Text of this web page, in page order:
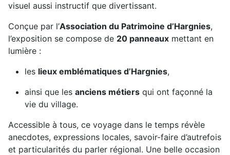
visuel aussi instructif que divertissant.
Conçue par l’Association du Patrimoine d’Hargnies,
l’exposition se compose de 20 panneaux mettant en
lumière :
les lieux emblématiques d’Hargnies,
ainsi que les anciens métiers qui ont façonné la
vie du village.
Accessible à tous, ce voyage dans le temps révèle
anecdotes, expressions locales, savoir-faire d’autrefois
et particularités du parler régional. Une belle occasion